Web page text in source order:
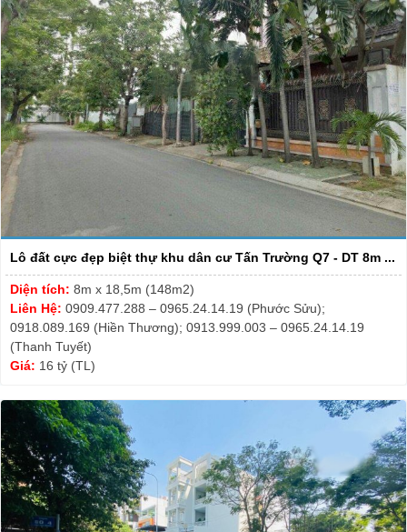
Lô đất cực đẹp biệt thự khu dân cư Tấn Trường Q7 - DT 8m ...
Diện tích: 8m x 18,5m (148m2)
Liên Hệ: 0909.477.288 – 0965.24.14.19 (Phước Sửu);
0918.089.169 (Hiền Thương); 0913.999.003 – 0965.24.14.19
(Thanh Tuyết)
Giá: 16 tỷ (TL)